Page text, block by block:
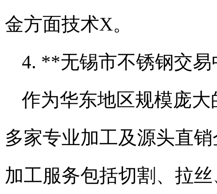
金方面技术X。
4. **无锡市不锈钢交
作为华东地区规模庞
多家专业加工及源头直
加工服务包括切割、拉